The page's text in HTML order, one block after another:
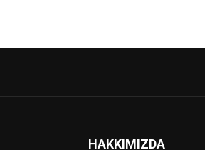
HAKKIMIZDA